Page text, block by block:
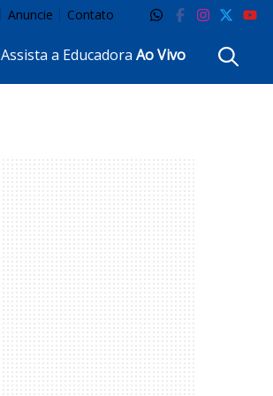
Anuncie Contato
Assista a EducadoraAo Vivo